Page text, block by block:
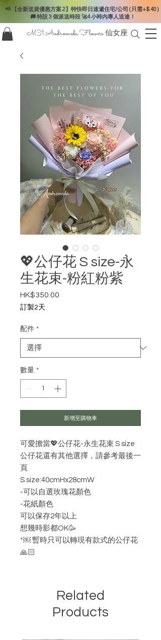
📢 【全新送貨優惠方案 2】特快即日速遞住宅/公司 ( 只需+$ 40 )
🚚 特設 3 個派送時段 🚀4 小時內專人送達！
M31 Andromeda Flowers 仙女座
💖公仔花 S size-永
生花束-粉紅粉紫
HK$350.00
訂製2天
配件 *
數量 *
新增至購物車
可愛擔當💖公仔花-永生花束 S size
公仔花還有其他選擇，請參考最後一
頁
S size:40cmHx28cmW
-可以自選玫瑰花顏色
-花紙顏色
可以保存2年以上
想幾時影都OK🥳
*￼ 暫時只可以轉現有款式的公仔花
🙏🏻
Related
Products